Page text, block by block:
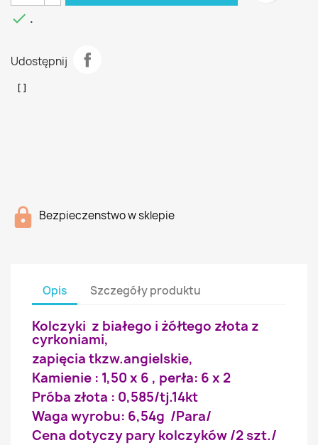
 .
Udostępnij
Bezpieczenstwo w sklepie
Opis Szczegóły produktu
Kolczyki z białego i żółtego złota z
cyrkoniami,
zapięcia tkzw.angielskie,
Kamienie : 1,50 x 6 , perła: 6 x 2
Próba złota : 0,585/tj.14kt
Waga wyrobu: 6,54g /Para/
Cena dotyczy pary kolczyków /2 szt./